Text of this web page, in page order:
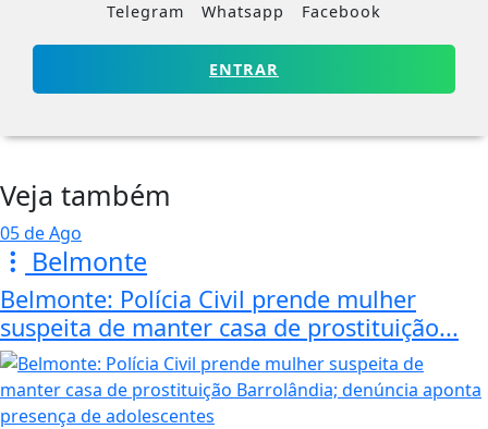
Telegram Whatsapp Facebook
ENTRAR
Veja também
05 de Ago
Belmonte
Belmonte: Polícia Civil prende mulher
suspeita de manter casa de prostituição...